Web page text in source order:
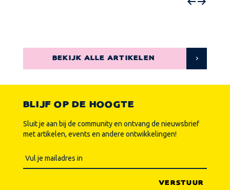
BEKIJK ALLE ARTIKELEN
BLIJF OP DE HOOGTE
Sluit je aan bij de community en ontvang de nieuwsbrief
met artikelen, events en andere ontwikkelingen!